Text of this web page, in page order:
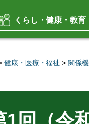
くらし・健康・教育
健康・医療・福祉 > 関係